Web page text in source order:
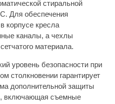
стиральной
Для обеспечения
корпусе кресла
каналы, а чехлы
материала.
уровень безопасности при
столкновении гарантирует
дополнительной защиты
включающая съемные